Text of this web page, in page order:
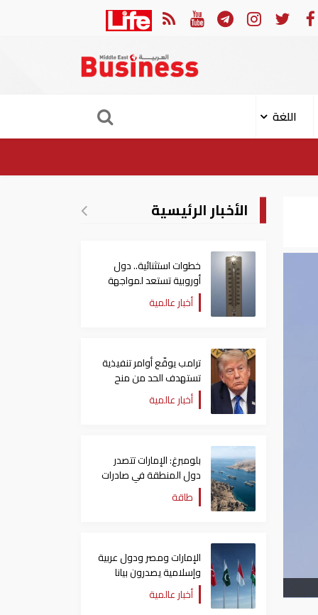
11 مدنيا في هجوم حوثي على نجران
اللغة
الأخبار الرئيسية
خطوات استثنائية.. دول
أوروبية تستعد لمواجهة
موجة حر غير مسبوقة
أخبار عالمية
ترامب يوقّع أوامر تنفيذية
تستهدف الحد من منح
الجنسية الأمريكية بالولادة
أخبار عالمية
بلومبرغ: الإمارات تتصدر
دول المنطقة في صادرات
النفط عبر مضيق هرمز
طاقة
الإمارات ومصر ودول عربية
وإسلامية يصدرون بيانا
مشتركا بشأن الانتهاكات
الإسرائيلية في غزة
أخبار عالمية